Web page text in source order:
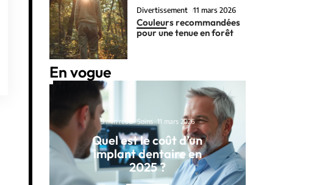
Divertissement 11 mars 2026
Couleurs recommandées
pour une tenue en forêt
En vogue
9 min read Soins 11 mars 2026
Quel est le coût d’un
implant dentaire en
2025 ?